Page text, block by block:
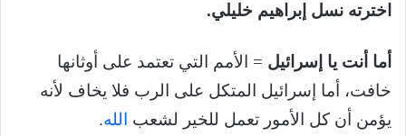
اخترته نسل إبراهيم خليلي.
أما أنت يا إسرائيل = الأمم التي تعتمد على أوثانها
خافت، أما إسرائيل المتكل على الرب فلا يخاف لأنه
يؤمن أن كل الأمور تعمل للخير لشعب
الله.